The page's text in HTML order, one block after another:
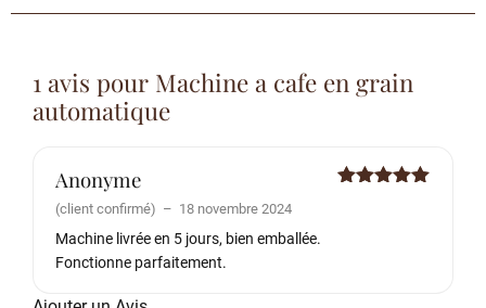
1 avis pour Machine a cafe en grain
automatique
Anonyme
(client confirmé) – 18 novembre 2024
Machine livrée en 5 jours, bien emballée.
Fonctionne parfaitement.